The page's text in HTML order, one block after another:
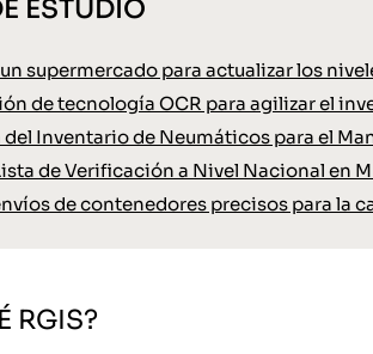
ESTUDIO
supermercado para actualizar los
de tecnología OCR para agilizar el
Inventario de Neumáticos para el
de Verificación a Nivel Nacional en
de contenedores precisos para la
RGIS?